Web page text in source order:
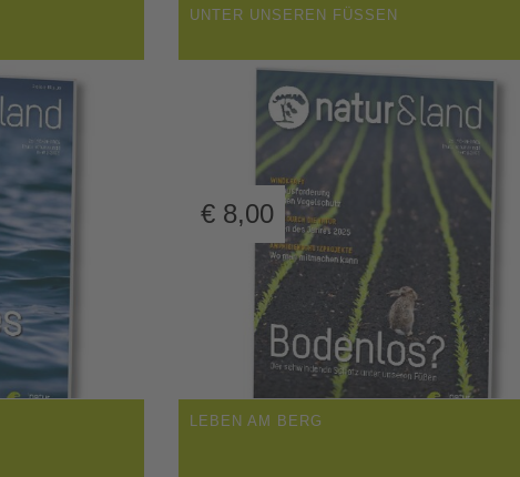
UNTER UNSEREN FÜSSEN
€ 8,00
LEBEN AM BERG